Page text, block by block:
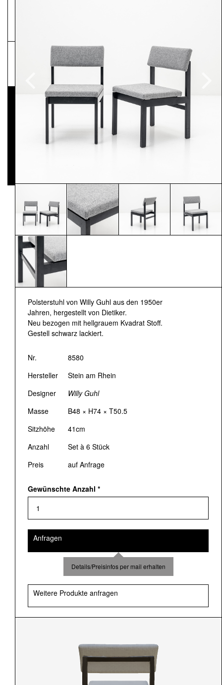
Polsterstuhl von Willy Guhl aus den 1950er
Jahren, hergestellt von Dietiker.
Neu bezogen mit hellgrauem Kvadrat Stoff.
Gestell schwarz lackiert.
Nr.
8580
Hersteller
Stein am Rhein
Designer
Willy Guhl
Masse
B48 × H74 × T50.5
Sitzhöhe
41cm
Anzahl
Set à 6 Stück
Preis
auf Anfrage
Gewünschte Anzahl *
Anfragen
Details/Preisinfos per mail erhalten
Weitere Produkte anfragen
Pressematerial